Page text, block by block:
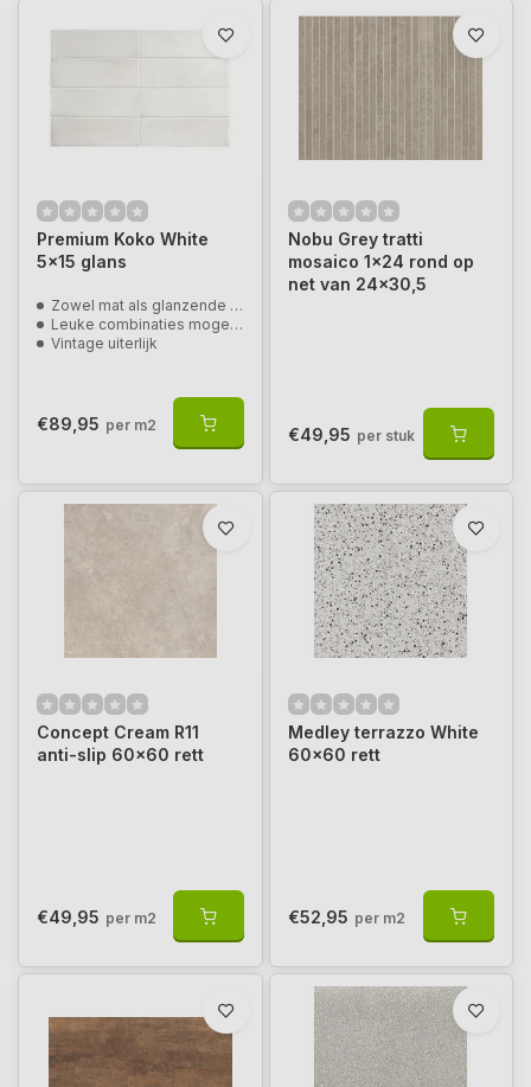
Premium Koko White
5x15 glans
Zowel mat als glanzende uitvoering
Leuke combinaties mogelijk
Vintage uiterlijk
€89,95 per m2
Nobu Grey tratti
mosaico 1x24 rond op
net van 24x30,5
€49,95 per stuk
Concept Cream R11
anti-slip 60x60 rett
€49,95 per m2
Medley terrazzo White
60x60 rett
€52,95 per m2